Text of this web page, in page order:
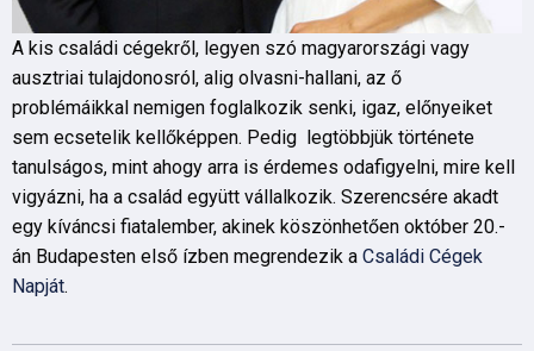
A kis családi cégekről, legyen szó magyarországi vagy
ausztriai tulajdonosról, alig olvasni-hallani, az ő
problémáikkal nemigen foglalkozik senki, igaz, előnyeiket
sem ecsetelik kellőképpen. Pedig legtöbbjük története
tanulságos, mint ahogy arra is érdemes odafigyelni, mire kell
vigyázni, ha a család együtt vállalkozik. Szerencsére akadt
egy kíváncsi fiatalember, akinek köszönhetően október 20.-
án Budapesten első ízben megrendezik a Családi Cégek
Napját.